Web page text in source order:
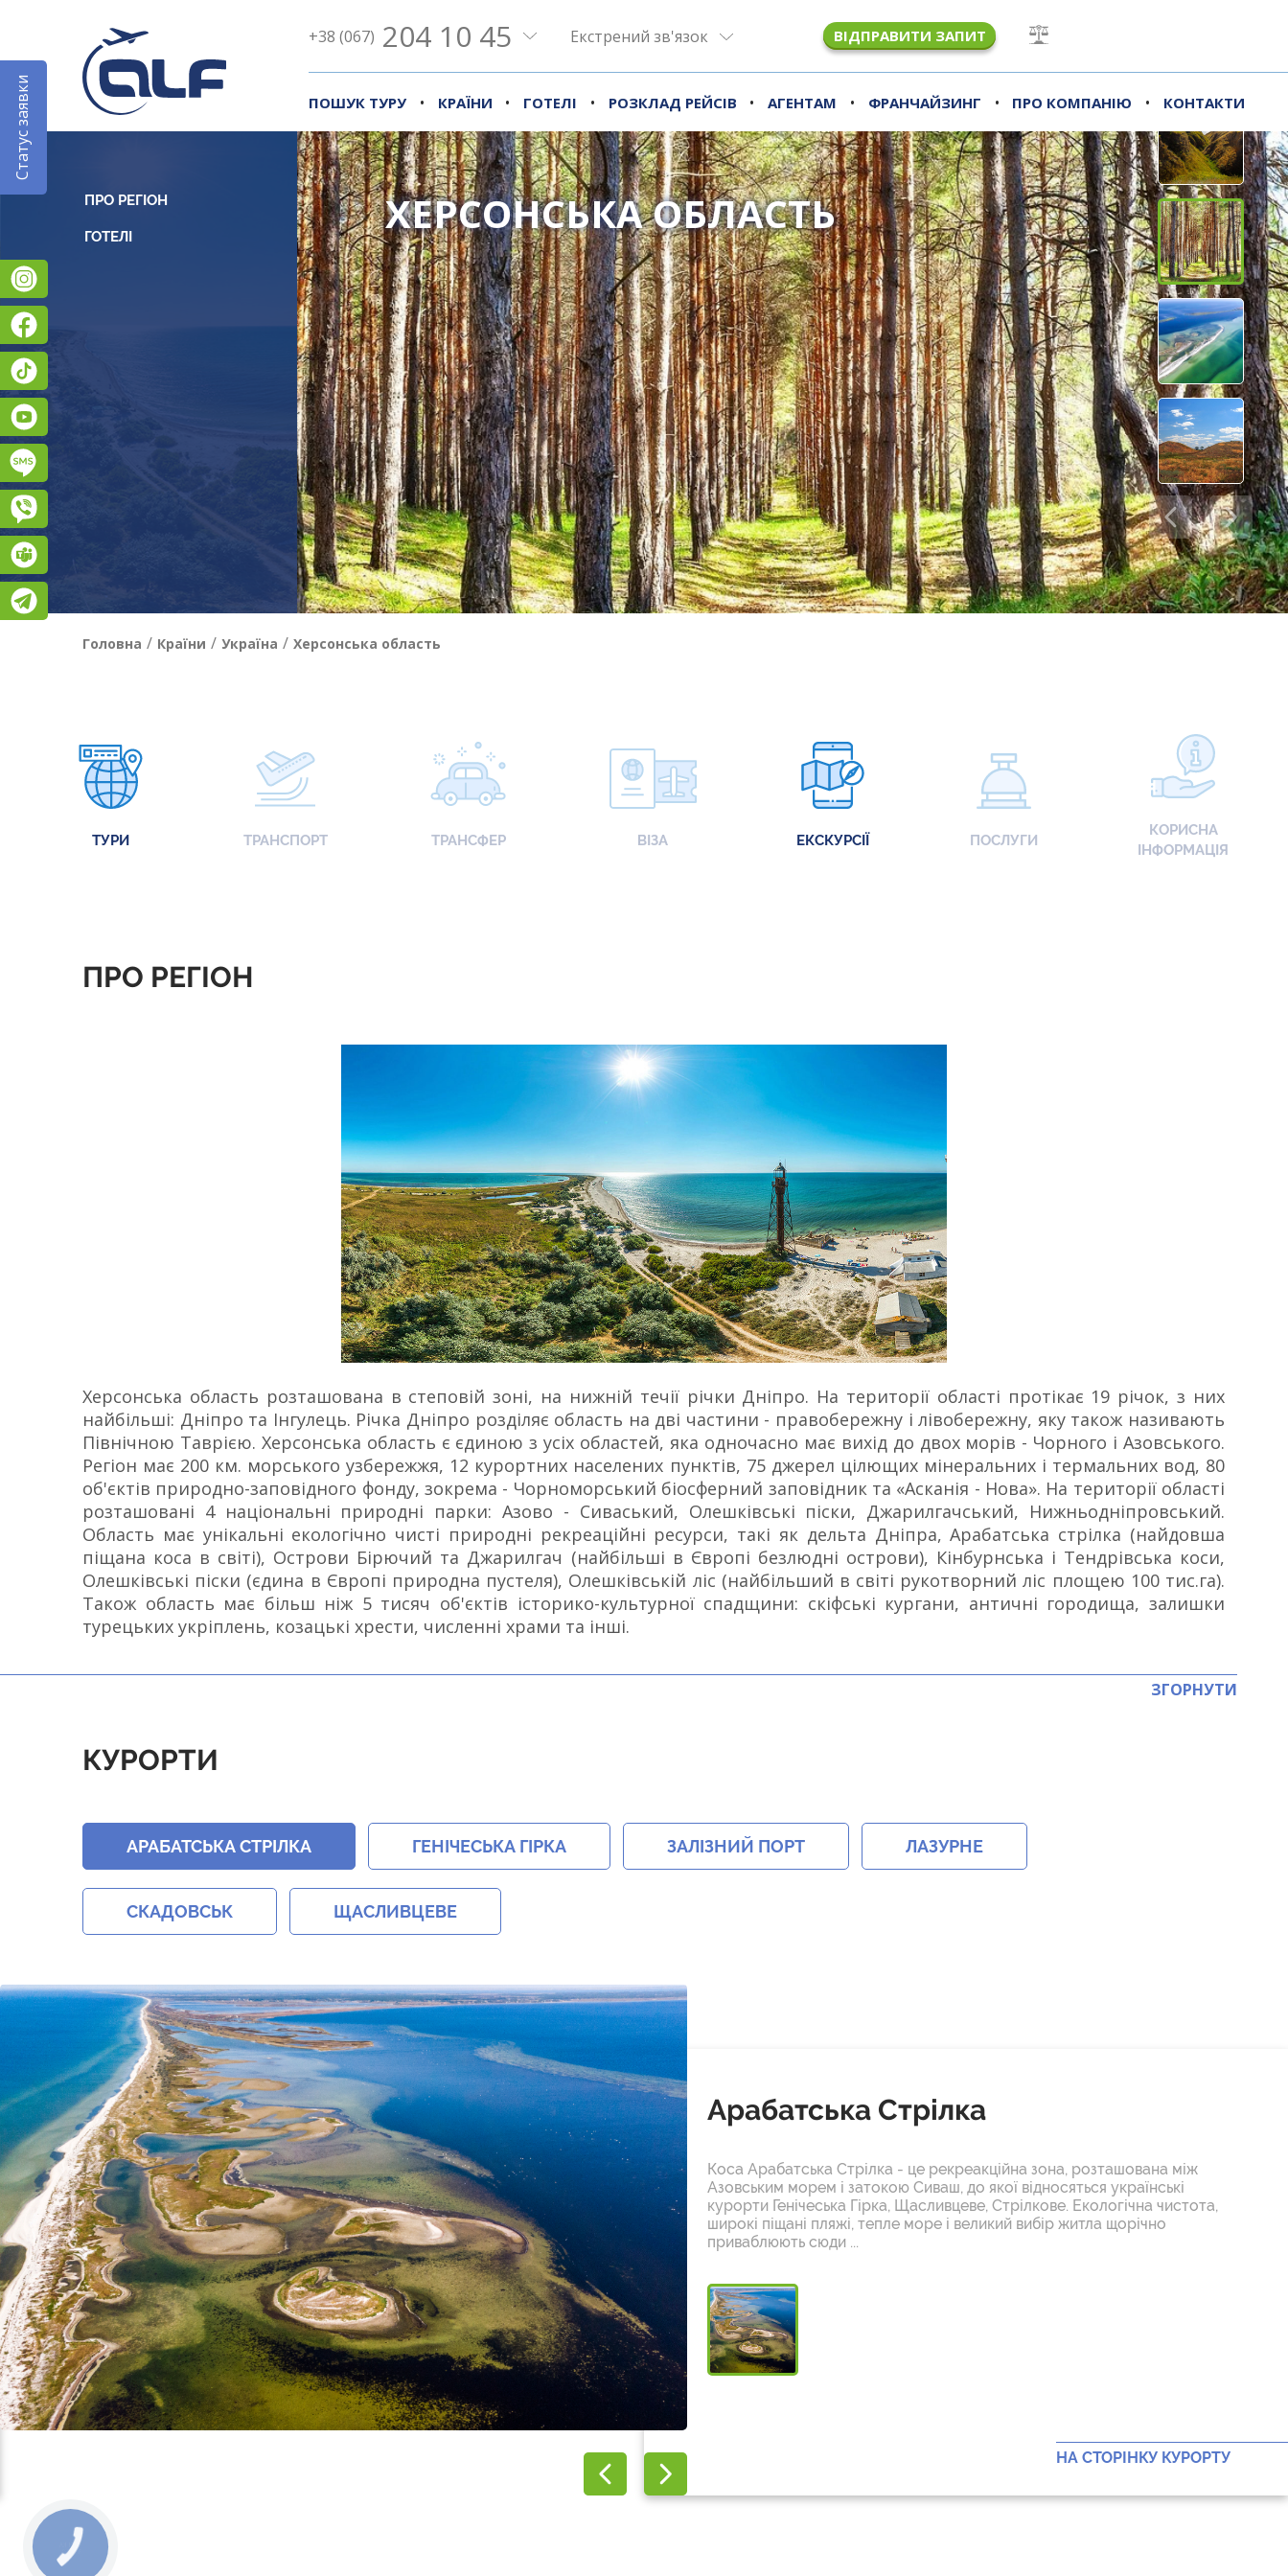
+38 (067) 204 10 45 Екстрений зв'язок ВІДПРАВИТИ ЗАПИТ
ПОШУК ТУРУ • КРАЇНИ • ГОТЕЛІ • РОЗКЛАД РЕЙСІВ • АГЕНТАМ • ФРАНЧАЙЗИНГ • ПРО КОМПАНІЮ • КОНТАКТИ
Статус заявки
ХЕРСОНСЬКА ОБЛАСТЬ
ПРО РЕГІОН
Головна / Країни / Україна / Херсонська область
ТУРИ ТРАНСПОРТ ТРАНСФЕР ВІЗА ЕКСКУРСІЇ ПОСЛУГИ
КОРИСНА
ІНФОРМАЦІЯ
ПРО РЕГІОН
Херсонська область розташована в степовій зоні, на нижній течії річки Дніпро. На території області протікає 19 річок, з них
найбільші: Дніпро та Інгулець. Річка Дніпро розділяє область на дві частини - правобережну і лівобережну, яку також називають
Північною Таврією. Херсонська область є єдиною з усіх областей, яка одночасно має вихід до двох морів - Чорного і Азовського.
Регіон має 200 км. морського узбережжя, 12 курортних населених пунктів, 75 джерел цілющих мінеральних і термальних вод, 80
об'єктів природно-заповідного фонду, зокрема - Чорноморський біосферний заповідник та «Асканія - Нова». На території області
розташовані 4 національні природні парки: Азово - Сиваський, Олешківські піски, Джарилгачський, Нижньодніпровський.
Область має унікальні екологічно чисті природні рекреаційні ресурси, такі як дельта Дніпра, Арабатська стрілка (найдовша
піщана коса в світі), Острови Бірючий та Джарилгач (найбільші в Європі безлюдні острови), Кінбурнська і Тендрівська коси,
Олешківські піски (єдина в Європі природна пустеля), Олешківській ліс (найбільший в світі рукотворний ліс площею 100 тис.га).
Також область має більш ніж 5 тисяч об'єктів історико-культурної спадщини: скіфські кургани, античні городища, залишки
турецьких укріплень, козацькі хрести, численні храми та інші.
ЗГОРНУТИ
КУРОРТИ
АРАБАТСЬКА СТРІЛКА ГЕНІЧЕСЬКА ГІРКА ЗАЛІЗНИЙ ПОРТ ЛАЗУРНЕ
СКАДОВСЬК ЩАСЛИВЦЕВЕ
Арабатська Стрілка
Коса Арабатська Стрілка - це рекреакційна зона, розташована між
Азовським морем і затокою Сиваш, до якої відносяться українські
курорти Генічеська Гірка, Щасливцеве, Стрілкове. Екологічна чистота,
широкі піщані пляжі, тепле море і великий вибір житла щорічно
приваблюють сюди ...
НА СТОРІНКУ КУРОРТУ